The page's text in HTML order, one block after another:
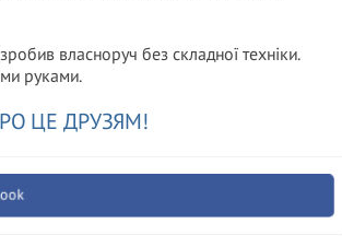
власноруч без складної техніки.
руками.
ЦЕ ДРУЗЯМ!